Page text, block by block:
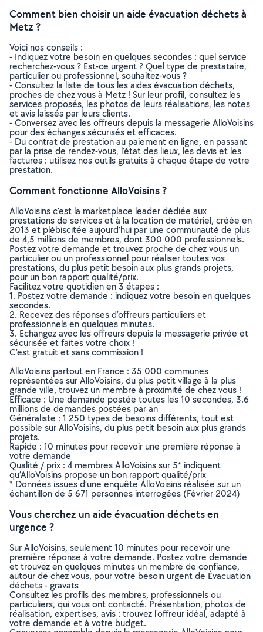
Comment bien choisir un aide évacuation déchets à
Metz ?
Voici nos conseils :
- Indiquez votre besoin en quelques secondes : quel service
recherchez-vous ? Est-ce urgent ? Quel type de prestataire,
particulier ou professionnel, souhaitez-vous ?
- Consultez la liste de tous les aides évacuation déchets,
proches de chez vous à Metz ! Sur leur profil, consultez les
services proposés, les photos de leurs réalisations, les notes
et avis laissés par leurs clients.
- Conversez avec les offreurs depuis la messagerie AlloVoisins
pour des échanges sécurisés et efficaces.
- Du contrat de prestation au paiement en ligne, en passant
par la prise de rendez-vous, l’état des lieux, les devis et les
factures : utilisez nos outils gratuits à chaque étape de votre
prestation.
Comment fonctionne AlloVoisins ?
AlloVoisins c’est la marketplace leader dédiée aux
prestations de services et à la location de matériel, créée en
2013 et plébiscitée aujourd’hui par une communauté de plus
de 4,5 millions de membres, dont 300 000 professionnels.
Postez votre demande et trouvez proche de chez vous un
particulier ou un professionnel pour réaliser toutes vos
prestations, du plus petit besoin aux plus grands projets,
pour un bon rapport qualité/prix.
Facilitez votre quotidien en 3 étapes :
1. Postez votre demande : indiquez votre besoin en quelques
secondes.
2. Recevez des réponses d’offreurs particuliers et
professionnels en quelques minutes.
3. Echangez avec les offreurs depuis la messagerie privée et
sécurisée et faites votre choix !
C’est gratuit et sans commission !
AlloVoisins partout en France : 35 000 communes
représentées sur AlloVoisins, du plus petit village à la plus
grande ville, trouvez un membre à proximité de chez vous !
Efficace : Une demande postée toutes les 10 secondes, 3.6
millions de demandes postées par an
Généraliste : 1 250 types de besoins différents, tout est
possible sur AlloVoisins, du plus petit besoin aux plus grands
projets.
Rapide : 10 minutes pour recevoir une première réponse à
votre demande
Qualité / prix : 4 membres AlloVoisins sur 5* indiquent
qu’AlloVoisins propose un bon rapport qualité/prix
* Données issues d’une enquête AlloVoisins réalisée sur un
échantillon de 5 671 personnes interrogées (Février 2024)
Vous cherchez un aide évacuation déchets en
urgence ?
Sur AlloVoisins, seulement 10 minutes pour recevoir une
première réponse à votre demande. Postez votre demande
et trouvez en quelques minutes un membre de confiance,
autour de chez vous, pour votre besoin urgent de Évacuation
déchets - gravats
Consultez les profils des membres, professionnels ou
particuliers, qui vous ont contacté. Présentation, photos de
réalisation, expertises, avis : trouvez l'offreur idéal, adapté à
votre demande et à votre budget.